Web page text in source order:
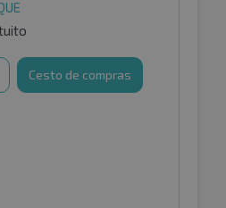
Cesto de compras